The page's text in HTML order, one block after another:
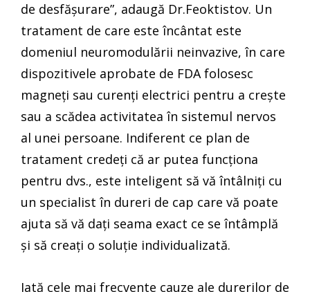
de desfășurare”, adaugă Dr.Feoktistov. Un
tratament de care este încântat este
domeniul neuromodulării neinvazive, în care
dispozitivele aprobate de FDA folosesc
magneți sau curenți electrici pentru a crește
sau a scădea activitatea în sistemul nervos
al unei persoane. Indiferent ce plan de
tratament credeți că ar putea funcționa
pentru dvs., este inteligent să vă întâlniți cu
un specialist în dureri de cap care vă poate
ajuta să vă dați seama exact ce se întâmplă
și să creați o soluție individualizată.
Iată cele mai frecvente cauze ale durerilor de